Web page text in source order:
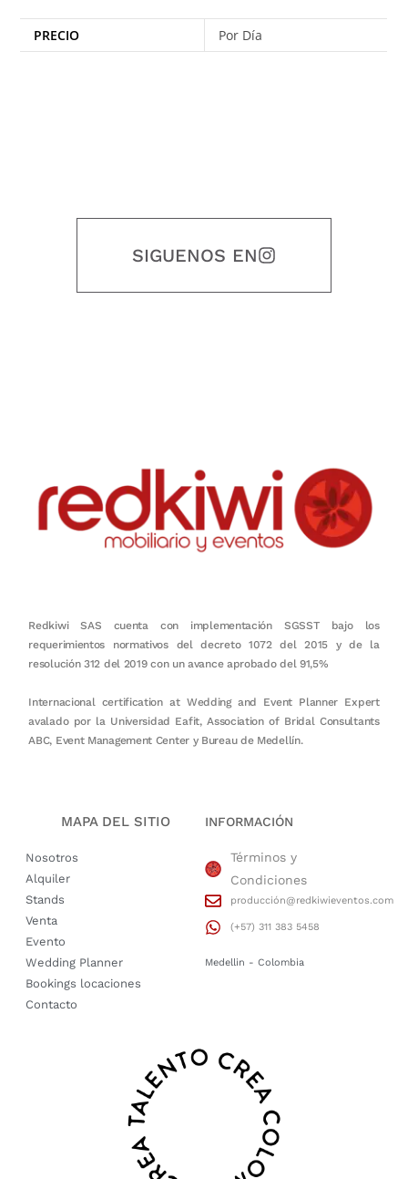
PRECIO Por Día
SIGUENOS EN
Redkiwi SAS cuenta con implementación SGSST bajo los
requerimientos normativos del decreto 1072 del 2015 y de la
resolución 312 del 2019 con un avance aprobado del 91,5%
Internacional certification at Wedding and Event Planner Expert
avalado por la Universidad Eafit, Association of Bridal Consultants
ABC, Event Management Center y Bureau de Medellín.
MAPA DEL SITIO
Nosotros
Alquiler
Stands
Venta
Evento
Wedding Planner
Bookings locaciones
Contacto
INFORMACIÓN
Términos y
Condiciones
producción@redkiwieventos.com
(+57) 311 383 5458
Medellin - Colombia